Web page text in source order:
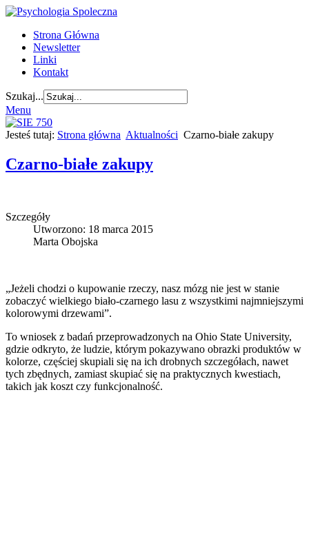
Strona Główna
Newsletter
Linki
Kontakt
Szukaj...
Menu
Jesteś tutaj: Strona główna Aktualności Czarno-białe zakupy
Czarno-białe zakupy
Szczegóły
Utworzono: 18 marca 2015
Marta Obojska
„Jeżeli chodzi o kupowanie rzeczy, nasz mózg nie jest w stanie
zobaczyć wielkiego biało-czarnego lasu z wszystkimi najmniejszymi
kolorowymi drzewami”.
To wniosek z badań przeprowadzonych na Ohio State University,
gdzie odkryto, że ludzie, którym pokazywano obrazki produktów w
kolorze, częściej skupiali się na ich drobnych szczegółach, nawet
tych zbędnych, zamiast skupiać się na praktycznych kwestiach,
takich jak koszt czy funkcjonalność.